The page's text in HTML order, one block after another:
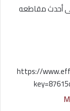
أحدث مقاطعه
https://